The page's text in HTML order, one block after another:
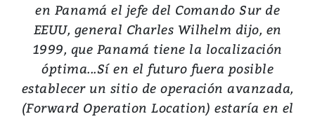
en Panamá el jefe del Comando Sur de
EEUU, general Charles Wilhelm dijo, en
1999, que Panamá tiene la localización
óptima...Sí en el futuro fuera posible
establecer un sitio de operación avanzada,
(Forward Operation Location) estaría en el